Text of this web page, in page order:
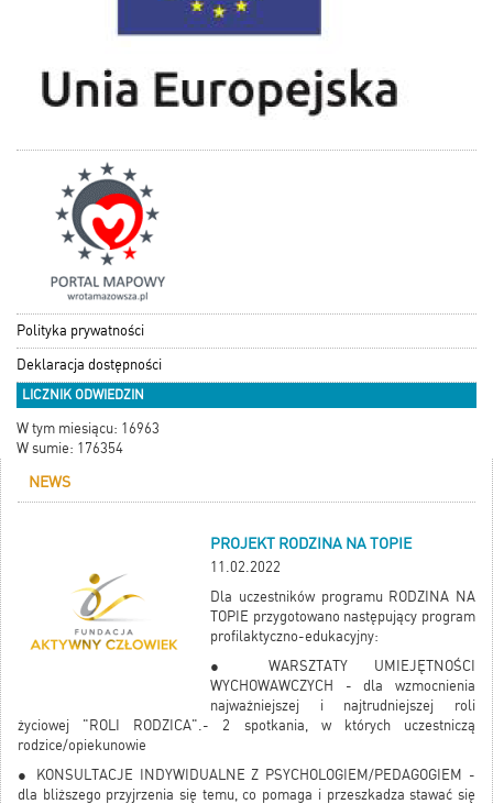
Polityka prywatności
Deklaracja dostępności
LICZNIK ODWIEDZIN
W tym miesiącu: 16963
W sumie: 176354
NEWS
PROJEKT RODZINA NA TOPIE
11.02.2022
Dla uczestników programu RODZINA NA
TOPIE przygotowano następujący program
profilaktyczno-edukacyjny:
● WARSZTATY UMIEJĘTNOŚCI
WYCHOWAWCZYCH - dla wzmocnienia
najważniejszej i najtrudniejszej roli
życiowej "ROLI RODZICA".- 2 spotkania, w których uczestniczą
rodzice/opiekunowie
● KONSULTACJE INDYWIDUALNE Z PSYCHOLOGIEM/PEDAGOGIEM -
dla bliższego przyjrzenia się temu, co pomaga i przeszkadza stawać się